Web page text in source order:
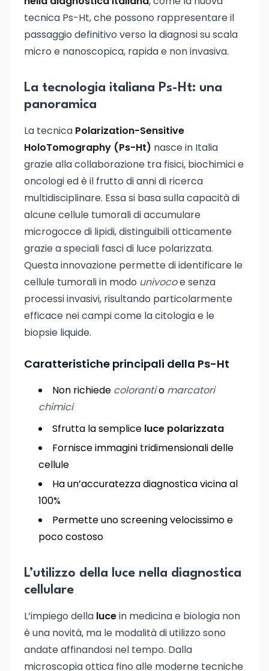
tecnica Ps-Ht, che possono rappresentare il
passaggio definitivo verso la diagnosi su scala
micro e nanoscopica, rapida e non invasiva.
La tecnologia italiana Ps-Ht: una
panoramica
La tecnica Polarization-Sensitive
HoloTomography (Ps-Ht) nasce in Italia
grazie alla collaborazione tra fisici, biochimici e
oncologi ed è il frutto di anni di ricerca
multidisciplinare. Essa si basa sulla capacità di
alcune cellule tumorali di accumulare
microgocce di lipidi, distinguibili otticamente
grazie a speciali fasci di luce polarizzata.
Questa innovazione permette di identificare le
cellule tumorali in modo univocoe senza
processi invasivi, risultando particolarmente
efficace nei campi come la citologia e le
biopsie liquide.
Caratteristiche principali della Ps-Ht
Non richiede colorantio marcatori
chimici
Sfrutta la semplice luce polarizzata
Fornisce immagini tridimensionali delle
cellule
Ha un’accuratezza diagnostica vicina al
100%
Permette uno screening velocissimo e
poco costoso
L’utilizzo della luce nella diagnostica
cellulare
L’impiego della lucein medicina e biologia non
è una novità, ma le modalità di utilizzo sono
andate affinandosi nel tempo. Dalla
microscopia ottica fino alle moderne tecniche